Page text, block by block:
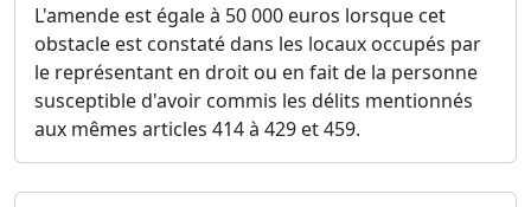
L'amende est égale à 50 000 euros lorsque cet
obstacle est constaté dans les locaux occupés par
le représentant en droit ou en fait de la personne
susceptible d'avoir commis les délits mentionnés
aux mêmes articles 414 à 429 et 459.